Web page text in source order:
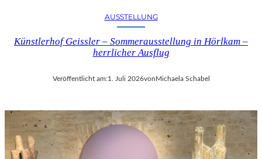
AUSSTELLUNG
Künstlerhof Geissler – Sommerausstellung in Hörlkam –
herrlicher Ausflug
Veröffentlicht am:1. Juli 2026vonMichaela Schabel